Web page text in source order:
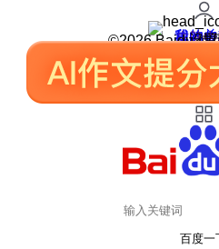
我的
我的
皮肤
用户设置
©2026 Baidu 使
百度一